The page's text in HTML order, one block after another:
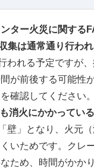
ター火災に関する
集は通常通り行わ
われる予定ですが
が前後する可能性
確認してください。
消火にかかってい
壁」となり、火元
いためです。クレ
ため、時間がかかり